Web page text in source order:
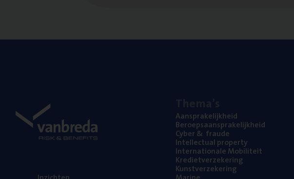
Aan­spra­ke­lijk­heid
Beroeps­aan­spra­ke­lijk­heid
Cyber& fraude
Intel­lec­tu­al property
Inter­na­ti­o­na­le Mobiliteit
Kre­diet­ver­ze­ke­ring
Kunst­ver­ze­ke­ring